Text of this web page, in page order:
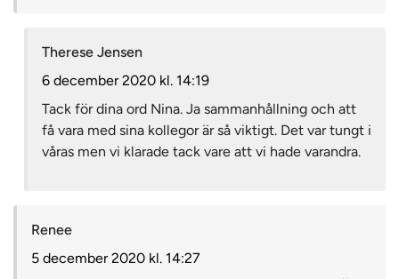
Therese Jensen
6 december 2020 kl. 14:19
Tack för dina ord Nina. Ja sammanhållning och att
få vara med sina kollegor är så viktigt. Det var tungt i
våras men vi klarade tack vare att vi hade varandra.
Renee
5 december 2020 kl. 14:27